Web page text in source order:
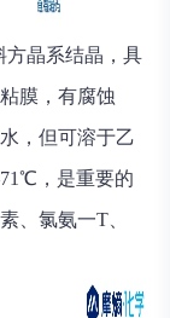
方晶系结晶，具
膜，有腐蚀
，但可溶于乙
，是重要的
、氯氨一T、